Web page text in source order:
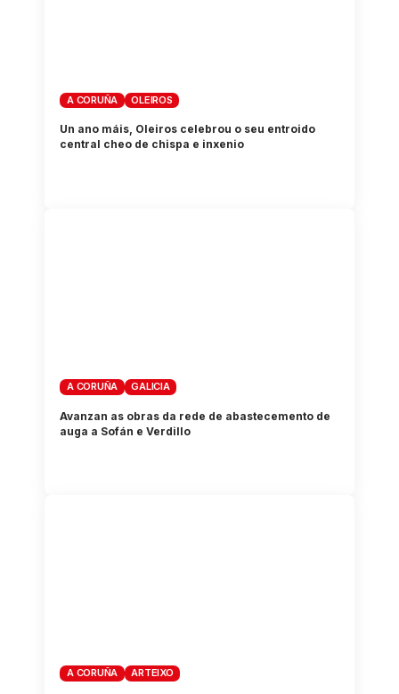
A CORUÑA OLEIROS
Un ano máis, Oleiros celebrou o seu entroido
central cheo de chispa e inxenio
A CORUÑA GALICIA
Avanzan as obras da rede de abastecemento de
auga a Sofán e Verdillo
A CORUÑA ARTEIXO